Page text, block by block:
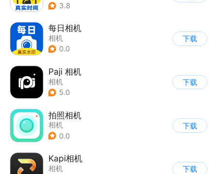
3.8
每日相机
相机
0.0
下载
Paji 相机
相机
5.0
下载
拍照相机
相机
0.0
下载
Kapi相机
相机
下载